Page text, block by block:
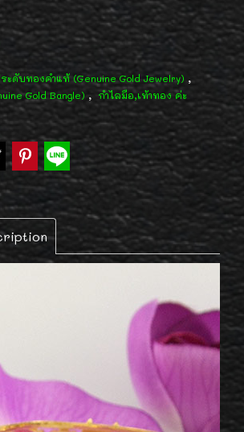
ะดับทองคำแท้ (Genuine Gold Jewelry) ,
Gold Bangle) , กำไลมือ,เท้าทอง ค่ะ